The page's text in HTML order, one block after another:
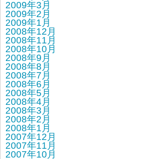
2009年3月
2009年2月
2009年1月
2008年12月
2008年11月
2008年10月
2008年9月
2008年8月
2008年7月
2008年6月
2008年5月
2008年4月
2008年3月
2008年2月
2008年1月
2007年12月
2007年11月
2007年10月